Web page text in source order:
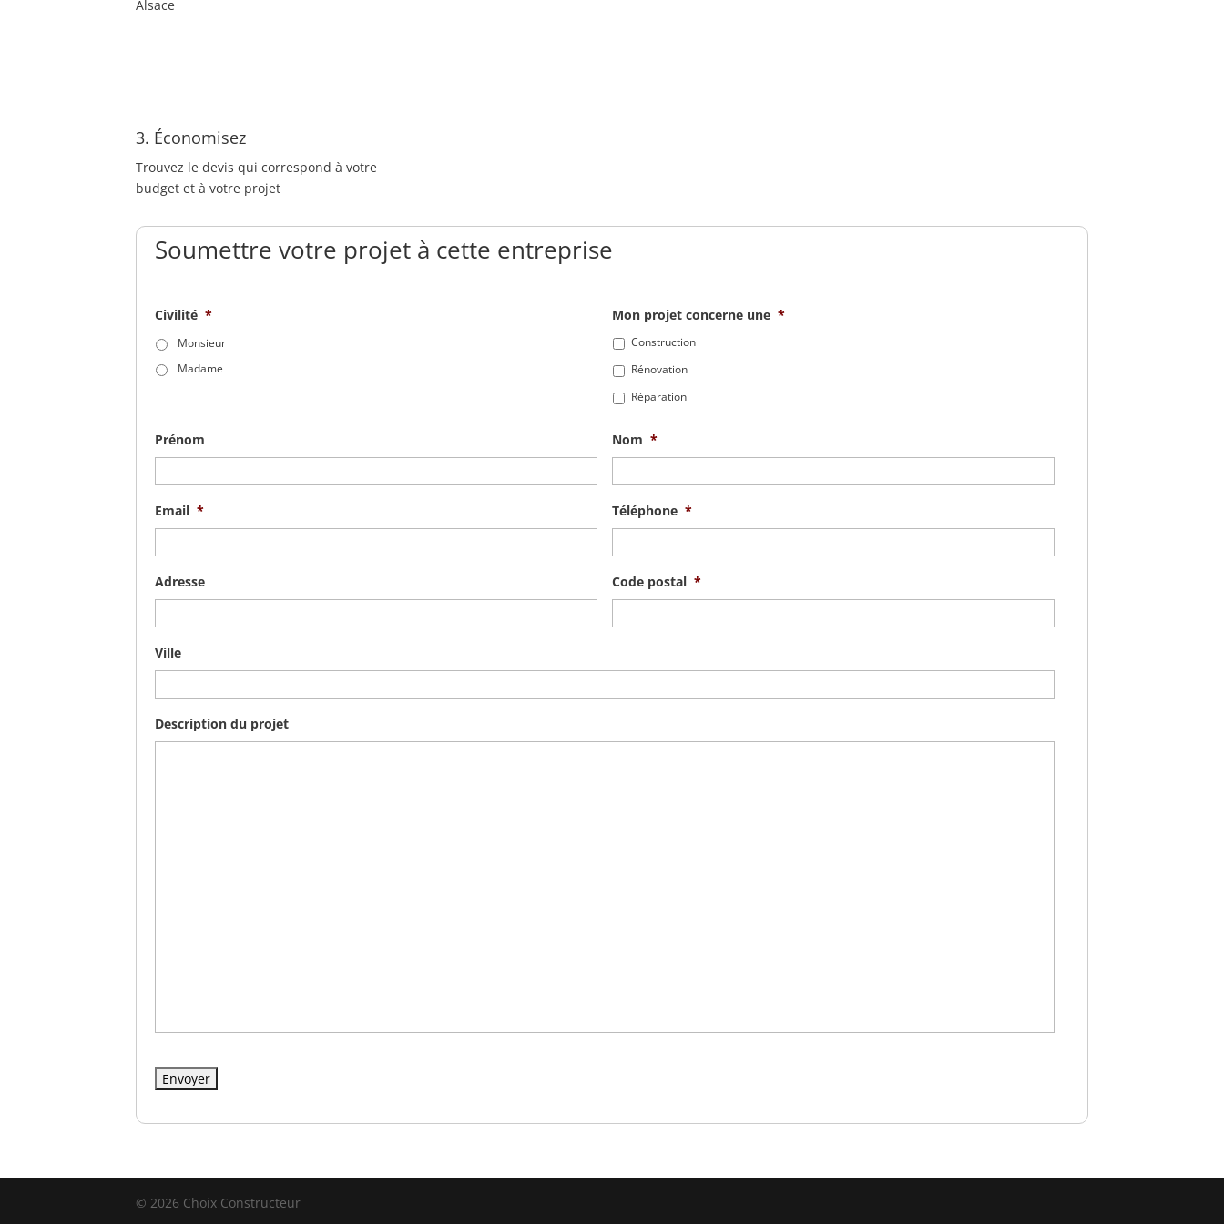
Alsace
3. Économisez
Trouvez le devis qui correspond à votre
budget et à votre projet
Soumettre votre projet à cette entreprise
Civilité *
Monsieur
Madame
Mon projet concerne une *
Construction
Rénovation
Réparation
Prénom Nom *
Email * Téléphone *
Adresse Code postal *
Ville
Description du projet
© 2026 Choix Constructeur